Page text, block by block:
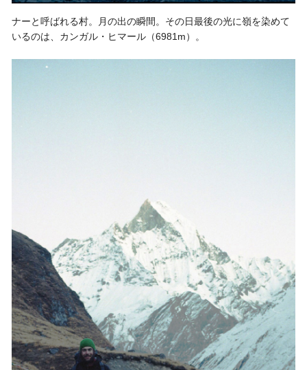
ナーと呼ばれる村。月の出の瞬間。その日最後の光に嶺を染めて
いるのは、カンガル・ヒマール（6981m）。